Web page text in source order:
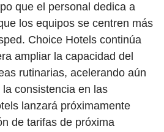
que el personal dedica a
los equipos se centren más
Choice Hotels continúa
ampliar la capacidad del
rutinarias, acelerando aún
consistencia en las
lanzará próximamente
de tarifas de próxima